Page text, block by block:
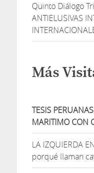
Quinto Diálogo
ANTIELUSIVAS
Más
TESIS
MARITIMO CON
LA IZQUIERDA
porqué llaman